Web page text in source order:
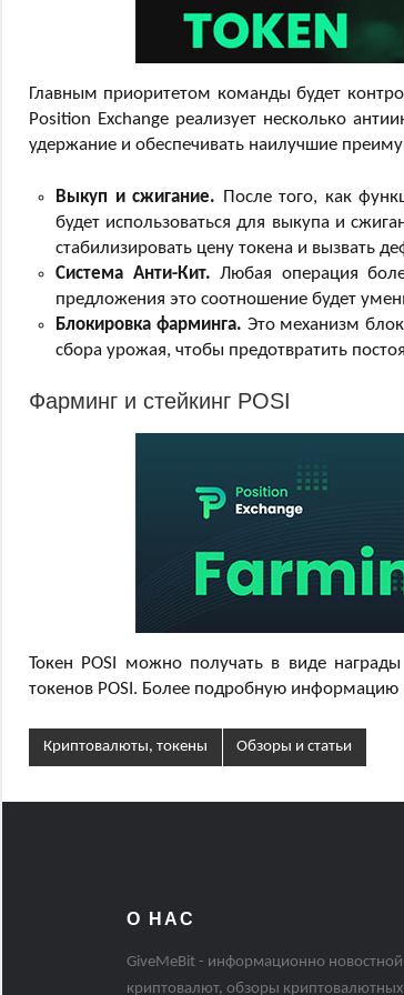
Главным приоритетом команды будет
Position Exchange реализует несколько
удержание и обеспечивать наилучшие
Выкуп и сжигание. После того, как
будет использоваться для выкупа и
стабилизировать цену токена и вызвать
Система Анти-Кит. Любая операция
предложения это соотношение будет
Блокировка фарминга. Это механизм
сбора урожая, чтобы предотвратить
Фарминг и стейкинг POSI
Токен POSI можно получать в виде
токенов POSI. Более подробную информацию
Криптовалюты, токены Обзоры и статьи
О НАС
GiveMeBit - информационно
криптовалют, обзоры